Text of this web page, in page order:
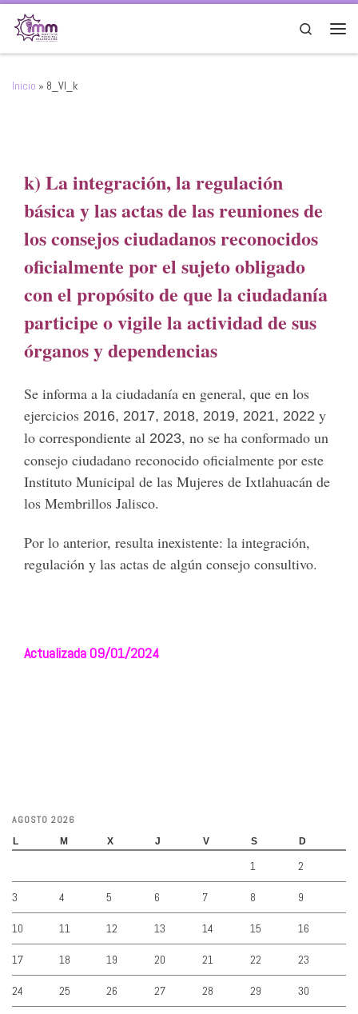
Saltar al contenido
Search
Inicio » 8_VI_k
k) La integración, la regulación
básica y las actas de las reuniones de
los consejos ciudadanos reconocidos
oficialmente por el sujeto obligado
con el propósito de que la ciudadanía
participe o vigile la actividad de sus
órganos y dependencias
Se informa a la ciudadanía en general, que en los
ejercicios 2016, 2017, 2018, 2019, 2021, 2022 y
lo correspondiente al 2023, no se ha conformado un
consejo ciudadano reconocido oficialmente por este
Instituto Municipal de las Mujeres de Ixtlahuacán de
los Membrillos Jalisco.
Por lo anterior, resulta inexistente: la integración,
regulación y las actas de algún consejo consultivo.
Actualizada 09/01/2024
AGOSTO 2026
L M X J V S D
1 2
3 4 5 6 7 8 9
10 11 12 13 14 15 16
17 18 19 20 21 22 23
24 25 26 27 28 29 30